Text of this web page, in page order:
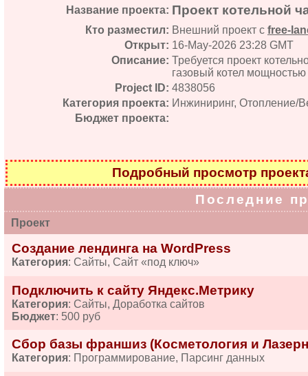
Название проекта: Проект котельной
Кто разместил: Внешний проект с free-
Открыт: 16-May-2026 23:28 GMT
Описание: Требуется проект
газовый котел
Project ID: 4838056
Категория проекта: Инжиниринг, Отопление/
Бюджет проекта:
Подробный просмотр
Последние
Проект
Создание лендинга на WordPress
Категория: Сайты, Сайт «под ключ»
Подключить к сайту Яндекс.Метрику
Категория: Сайты, Доработка сайтов
Бюджет: 500 руб
Сбор базы франшиз (Косметология и
Категория: Программирование, Парсинг данных